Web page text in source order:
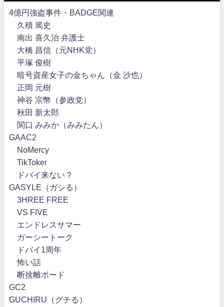
4億円強盗事件・BADGE関連
久積 篤史
南出 喜久治 弁護士
大橋 昌信（元NHK党）
平塚 俊樹
暗号資産女子の金ちゃん（金 沙也）
正岡 元樹
神谷 宗幣（参政党）
秋田 新太郎
関口 みみか（みみたん）
GAAC2
NoMercy
TikToker
ドバイ来ない？
GASYLE（ガシる）
3HREE FREE
VS FIVE
エンドレスサマー
ガーシートーク
ドバイ1周年
怖い話
断捨離ボード
GC2
GUCHIRU（グチる）